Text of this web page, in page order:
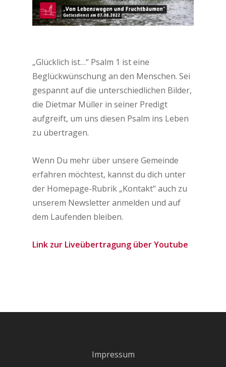
„Glücklich ist…“ Psalm 1 ist eine
Beglückwünschung an den Menschen. Sei
gespannt auf die unterschiedlichen Bilder,
die Dietmar Müller in seiner Predigt
aufgreift, um uns diesen Psalm ins Leben
zu übertragen.
Wenn Du mehr über unsere Gemeinde
erfahren möchtest, kannst du dich unter
der Homepage-Rubrik „Kontakt“ auch zu
unserem Newsletter anmelden und auf
dem Laufenden bleiben.
Link zur Liveübertragung über Youtube
Impressum